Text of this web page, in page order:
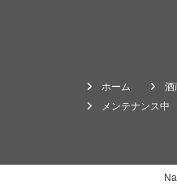
ホーム 酒
メンテナンス中